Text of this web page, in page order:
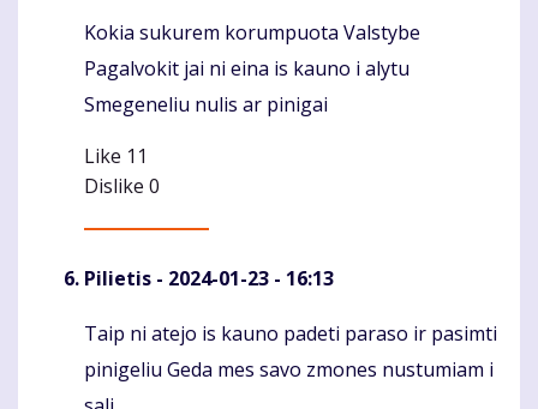
Komentaras
Kokia sukurem korumpuota Valstybe
Pagalvokit jai ni eina is kauno i alytu
Smegeneliu nulis ar pinigai
Like 11
Dislike 0
Pilietis - 2024-01-23 - 16:13
Komentaras
Taip ni atejo is kauno padeti paraso ir pasimti
pinigeliu Geda mes savo zmones nustumiam i